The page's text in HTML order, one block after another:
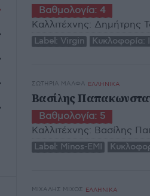
Βαθμολογία: 4
Καλλιτέχνης: Δημήτρης
Label: Virgin Κυκλοφορία:
ΣΩΤΗΡΊΑ ΜΆΛΦΑ ΕΛΛΗΝΙΚΑ
Βασίλης
Βαθμολογία: 5
Καλλιτέχνης: Βασίλης
Label: Minos-EMI
ΜΙΧΆΛΗΣ ΜΊΧΟΣ ΕΛΛΗΝΙΚΑ